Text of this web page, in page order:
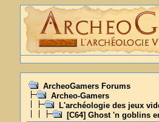
ArcheoGamers Forums
Archeo-Gamers
L'archéologie des jeux
[C64] Ghost 'n goblins